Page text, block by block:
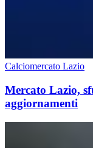
Calciomercato Lazio
Mercato Lazio,
aggiornamenti